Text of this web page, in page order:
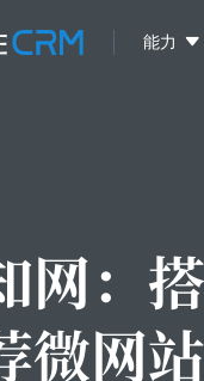
能力 
：
微网